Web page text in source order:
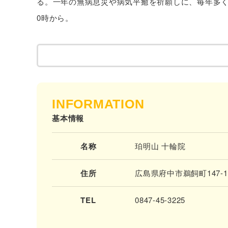
0時から。
INFORMATION
基本情報
名称 珀明山 十輪院
住所 広島県府中市鵜飼町147-1
TEL 0847-45-3225